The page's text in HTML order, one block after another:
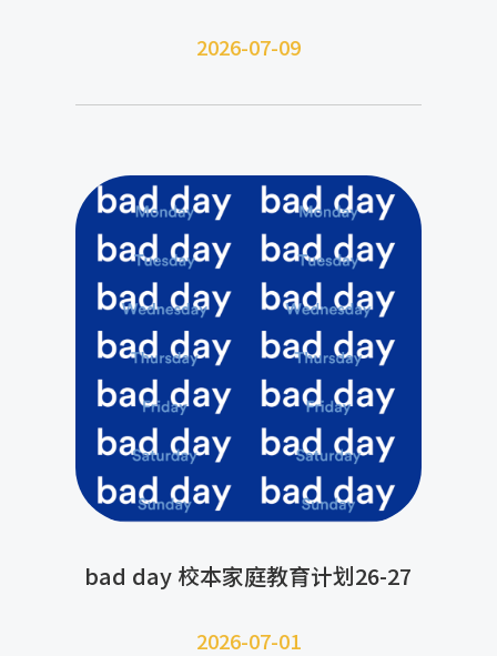
2026-07-09
bad day 校本家庭教育计划26-27
2026-07-01